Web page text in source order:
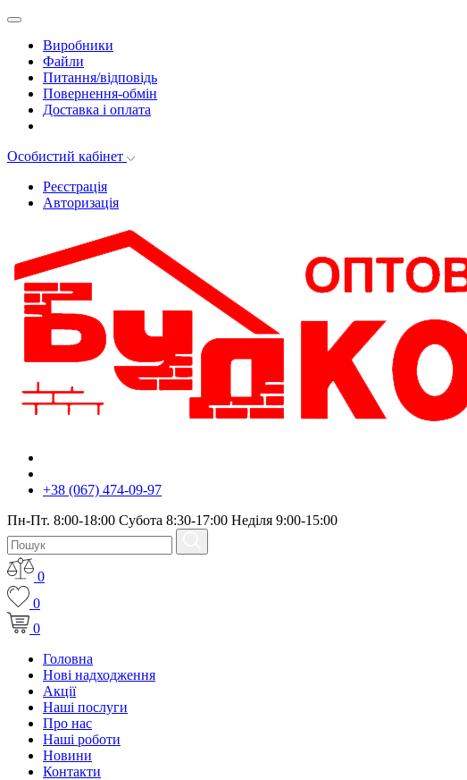
Виробники
Файли
Питання/відповідь
Повернення-обмін
Доставка і оплата
Особистий кабінет
Реєстрація
Авторизація
+38 (067) 474-09-97
Пн-Пт. 8:00-18:00 Субота 8:30-17:00 Неділя 9:00-15:00
0
0
0
Головна
Нові надходження
Акції
Наші послуги
Про нас
Наші роботи
Новини
Контакти